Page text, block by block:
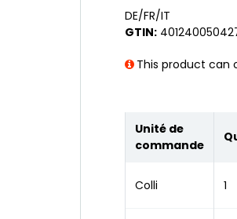
DE/FR/IT
GTIN:
This product can
Unité de
commande
Colli 1